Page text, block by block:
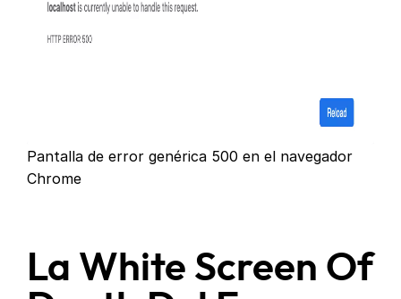
Pantalla de error genérica 500 en el navegador
Chrome
La White Screen Of